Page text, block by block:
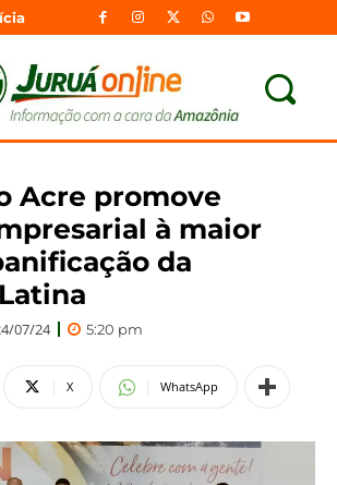
Acre promove
à maior
da
07/24 5:20 pm
X WhatsApp